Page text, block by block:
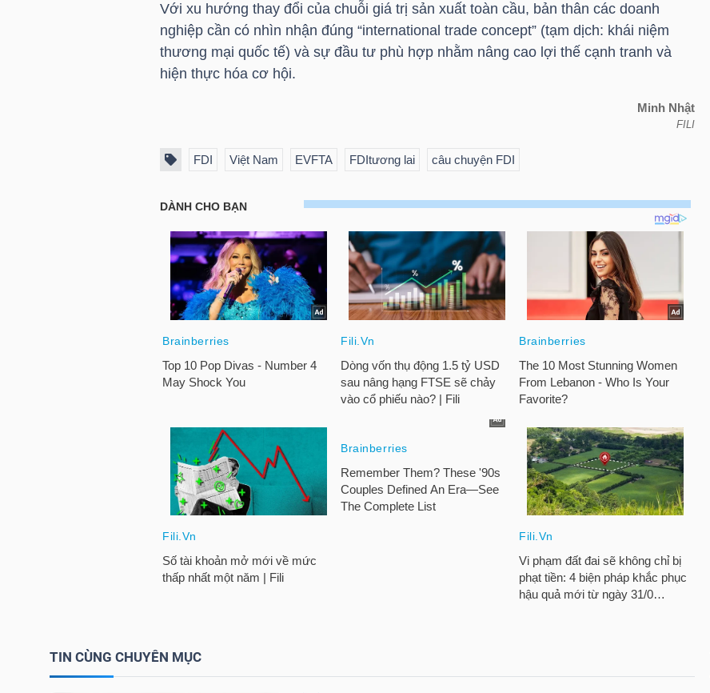
Với xu hướng thay đổi của chuỗi giá trị sản xuất toàn cầu, bản thân các doanh
nghiệp cần có nhìn nhận đúng “international trade concept” (tạm dịch: khái niệm
thương mại quốc tế) và sự đầu tư phù hợp nhằm nâng cao lợi thế cạnh tranh và
hiện thực hóa cơ hội.
Minh Nhật
FILI
FDI Việt Nam EVFTA FDItương lai câu chuyện FDI
TIN CÙNG CHUYÊN MỤC
NĂNG